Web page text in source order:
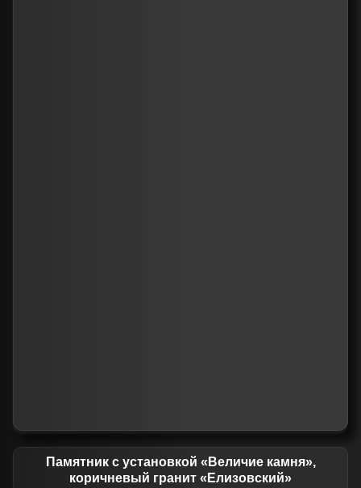
Памятник с установкой «Величие камня»,
коричневый гранит «Елизовский»